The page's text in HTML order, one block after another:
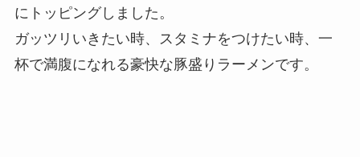
にトッピングしました。
ガッツリいきたい時、スタミナをつけたい時、一
杯で満腹になれる豪快な豚盛りラーメンです。